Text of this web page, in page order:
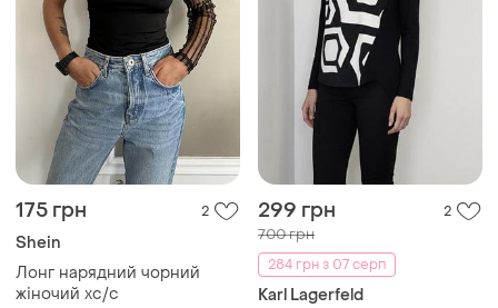
175 грн 2
Shein
Лонг нарядний чорний
жіночий хс/с
299 грн 2
700 грн
284 грн з 07 серп
Karl Lagerfeld